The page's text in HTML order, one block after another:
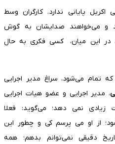
پایانی ندارد. کارگران وسط
و می‌خواهند صدایشان به گوش
در این میان، کسی فکری به حال
تمام می‌شود، سراغ مدیر اجرایی
، مدیر اجرایی و عضو هیات اجرایی
زیادی نمی دهد؛ می‌گوید: فعلا
از او می پرسم کی و چطور این
دقیقی نمی‌توانم بدهم؛ همه